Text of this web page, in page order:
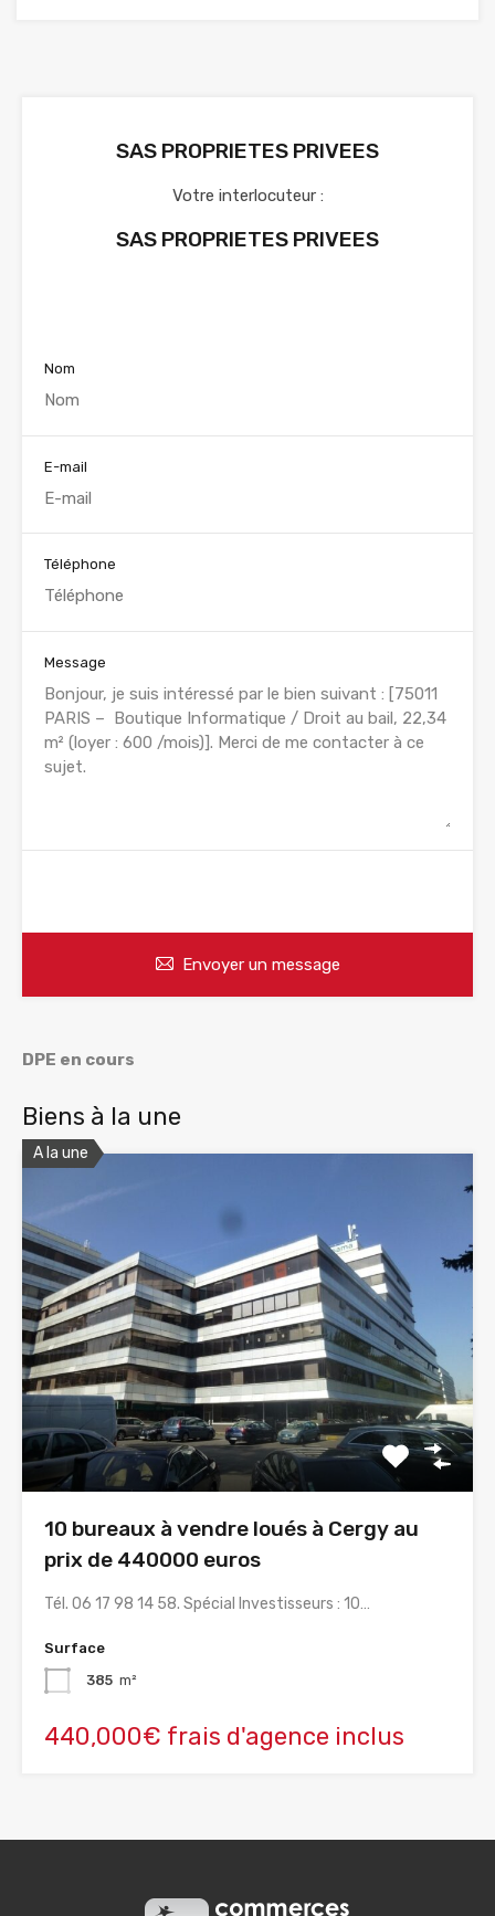
SAS PROPRIETES PRIVEES
Votre interlocuteur :
SAS PROPRIETES PRIVEES
Nom
E-mail
Téléphone
Message
Envoyer un message
DPE en cours
Biens à la une
A la une
10 bureaux à vendre loués à Cergy au
prix de 440000 euros
Tél. 06 17 98 14 58. Spécial Investisseurs : 10…
Surface
385 m²
440,000€ frais d'agence inclus